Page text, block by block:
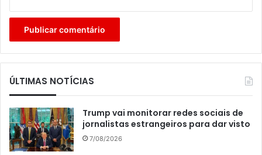
ÚLTIMAS NOTÍCIAS
Trump vai monitorar redes sociais de
jornalistas estrangeiros para dar visto
7/08/2026